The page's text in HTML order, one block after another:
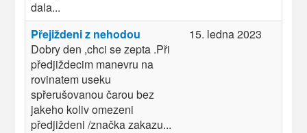
dala...
Přejiždeni z nehodou
Dobry den ,chci se zepta .Při
předjiždecim manevru na
rovinatem useku
spřerušovanou čarou bez
jakeho koliv omezeni
předjiždeni /značka zakazu...
15. ledna 2023